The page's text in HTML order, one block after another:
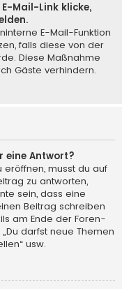
Mail-Link klicke,
E-Mail-Funktion
falls diese von der
Diese Maßnahme
Gäste verhindern.
eine Antwort?
eröffnen, musst du auf
zu antworten,
sein, dass eine
Beitrag schreiben
am Ende der Foren-
darfst neue Themen
usw.